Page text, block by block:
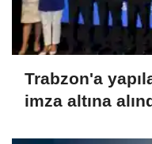
Trabzon'a
imza altına